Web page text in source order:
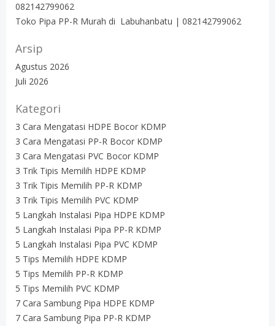
082142799062
Toko Pipa PP-R Murah di Labuhanbatu | 082142799062
Arsip
Agustus 2026
Juli 2026
Kategori
3 Cara Mengatasi HDPE Bocor KDMP
3 Cara Mengatasi PP-R Bocor KDMP
3 Cara Mengatasi PVC Bocor KDMP
3 Trik Tipis Memilih HDPE KDMP
3 Trik Tipis Memilih PP-R KDMP
3 Trik Tipis Memilih PVC KDMP
5 Langkah Instalasi Pipa HDPE KDMP
5 Langkah Instalasi Pipa PP-R KDMP
5 Langkah Instalasi Pipa PVC KDMP
5 Tips Memilih HDPE KDMP
5 Tips Memilih PP-R KDMP
5 Tips Memilih PVC KDMP
7 Cara Sambung Pipa HDPE KDMP
7 Cara Sambung Pipa PP-R KDMP